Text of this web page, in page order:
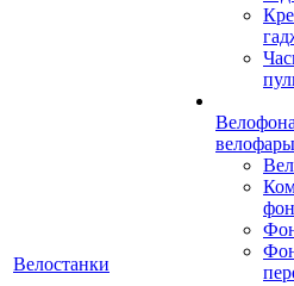
Велостанки
велофары